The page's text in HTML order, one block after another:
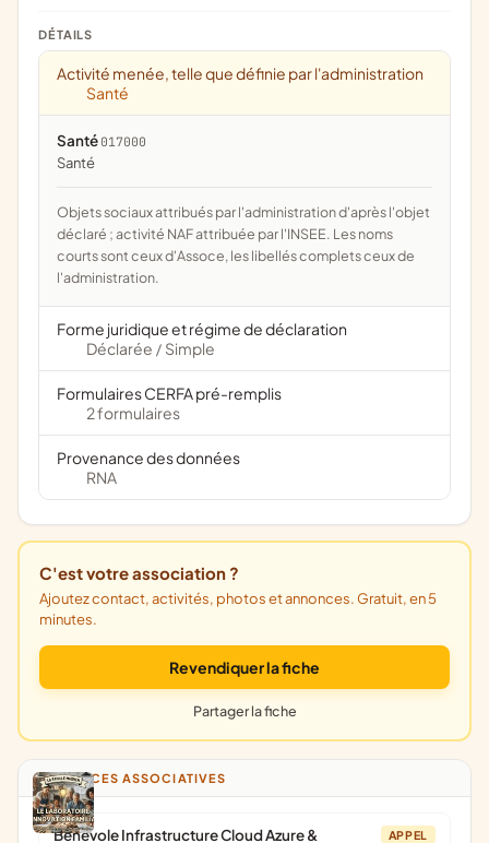
DÉTAILS
Activité menée, telle que définie par l'administration
Santé
Santé 017000
santé
Objets sociaux attribués par l'administration d'après l'objet
déclaré ; activité NAF attribuée par l'INSEE. Les noms
courts sont ceux d'Assoce, les libellés complets ceux de
l'administration.
Forme juridique et régime de déclaration
Déclarée / Simple
Formulaires CERFA pré-remplis
2 formulaires
Provenance des données
RNA
C'est votre association ?
Ajoutez contact, activités, photos et annonces. Gratuit, en 5
minutes.
Revendiquer la fiche
Partager la fiche
ANNONCES ASSOCIATIVES
APPEL
Bénévole Infrastructure Cloud Azure &